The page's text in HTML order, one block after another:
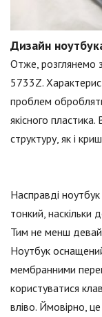
Дизайн
Отже, розглянемо
5733Z.
проблем
якісного
структуру, як і
Насправді
тонкий, наскільки
Тим не менш
Ноутбук
мембранними
користуватися
вліво. Ймовірно,